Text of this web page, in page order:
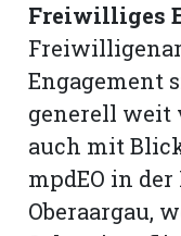
Freiwilliges
Engagement
generell weit
auch mit
mpdEO in
Oberaargau,